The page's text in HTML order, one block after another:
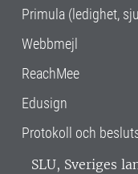
Primula (ledighet,
Webbmejl
ReachMee
Edusign
Protokoll och
SLU, Sveriges